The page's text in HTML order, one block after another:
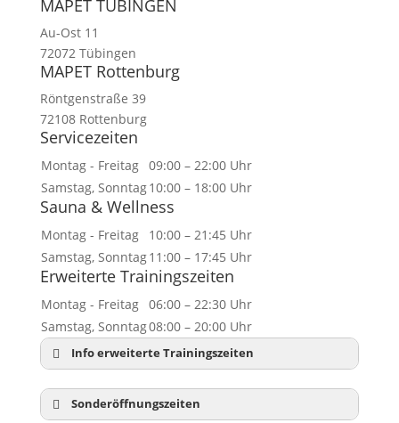
MAPET TÜBINGEN
Au-Ost 11
72072 Tübingen
MAPET Rottenburg
Röntgenstraße 39
72108 Rottenburg
Servicezeiten
Montag - Freitag 09:00 – 22:00 Uhr
Samstag, Sonntag10:00 – 18:00 Uhr
Sauna & Wellness
Montag - Freitag
10:00 – 21:45 Uhr
Samstag, Sonntag11:00 – 17:45 Uhr
Erweiterte Trainingszeiten
Montag - Freitag 06:00 – 22:30 Uhr
Samstag, Sonntag08:00 – 20:00 Uhr
Info erweiterte Trainingszeiten
Sonderöffnungszeiten